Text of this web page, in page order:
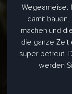
Wegeameise.
damit
machen und
die ganze Zeit
super betreut.
werden